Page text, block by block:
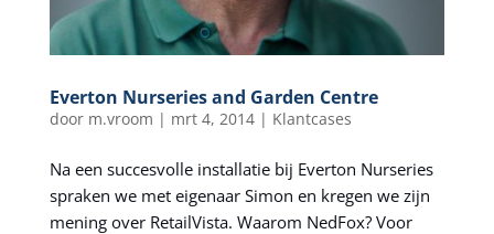
Everton Nurseries and Garden Centre
door m.vroom | mrt 4, 2014| Klantcases
Na een succesvolle installatie bij Everton Nurseries
spraken we met eigenaar Simon en kregen we zijn
mening over RetailVista. Waarom NedFox? Voor